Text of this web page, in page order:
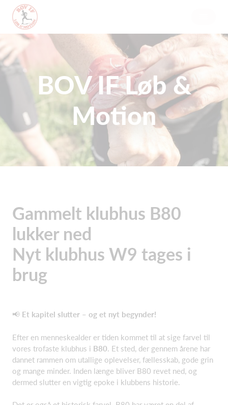
BOV IF Løb &
Motion
Gammelt klubhus B80
lukker ned
Nyt klubhus W9 tages i
brug
📢 Et kapitel slutter – og et nyt begynder!
Efter en menneskealder er tiden kommet til at sige farvel til
vores trofaste klubhus i B80 . Et sted, der gennem årene har
dannet rammen om utallige oplevelser, fællesskab, gode grin
og mange minder. Inden længe bliver B80 revet ned, og
dermed slutter en vigtig epoke i klubbens historie.